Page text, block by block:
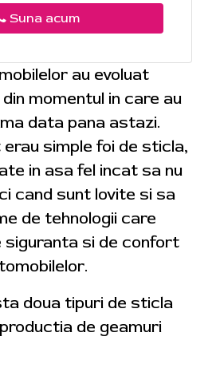
Suna acum
au evoluat
momentul in care au
data pana astazi.
simple foi de sticla,
in asa fel incat sa nu
cand sunt lovite si sa
de tehnologii care
siguranta si de confort
doua tipuri de sticla
de geamuri